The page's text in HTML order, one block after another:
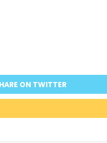
ON TWITTER